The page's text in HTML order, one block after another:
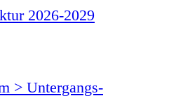
2026-2029
> Untergangs-